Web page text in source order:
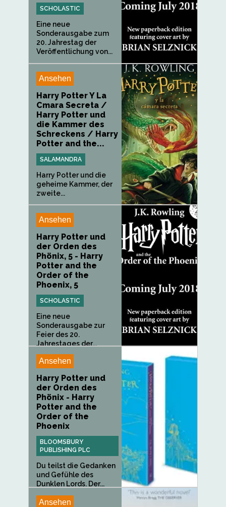
SCHOLASTIC
Eine neue
Sonderausgabe zum
20. Jahrestag der
Veröffentlichung von...
Ansehen
Harry Potter Y La
Cmara Secreta /
Harry Potter und
die Kammer des
Schreckens / Harry
Potter and the...
SALAMANDRA
Harry Potter und die
geheime Kammer, der
zweite...
Ansehen
Harry Potter und
der Orden des
Phönix, 5 - Harry
Potter and the
Order of the
Phoenix, 5
SCHOLASTIC
Eine neue
Sonderausgabe zur
Feier des 20.
Jahrestages der...
Ansehen
Harry Potter und
der Orden des
Phönix - Harry
Potter and the
Order of the
Phoenix
BLOOMSBURY
PUBLISHING PLC
Du teilst die Gedanken
und Gefühle des
Dunklen Lords. Der...
Ansehen